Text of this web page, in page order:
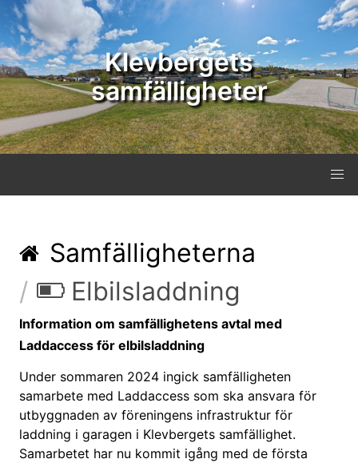
Klevbergets
samfälligheter
Samfälligheterna
Elbilsladdning
Information om samfällighetens avtal med
Laddaccess för elbilsladdning
Under sommaren 2024 ingick samfälligheten
samarbete med Laddaccess som ska ansvara för
utbyggnaden av föreningens infrastruktur för
laddning i garagen i Klevbergets samfällighet.
Samarbetet har nu kommit igång med de första